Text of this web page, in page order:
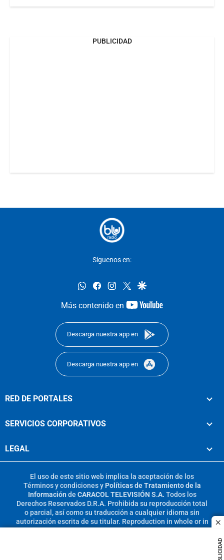
PUBLICIDAD
PUBLICIDAD
Síguenos en:
whatsappfacebookinstagram
twittergoogle
Más contenido en
youtube-
Descarga nuestra app en
Descarga nuestra app en
RED DE PORTALES
SERVICIOS CORPORATIVOS
LEGAL
El uso de este sitio web implica la aceptación de los
Términos y condicionesy Políticas de Tratamiento de la
Información de CARACOL TELEVISIÓN S.A. Todos los
Derechos Reservados D.R.A. Prohibida su reproducción total
o parcial, así como su traducción a cualquier idioma sin
autorización escrita de su titular. Reproduction in whole or in